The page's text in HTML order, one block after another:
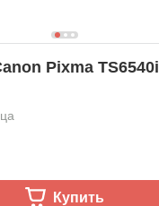
Pixma TS6540i
Купить